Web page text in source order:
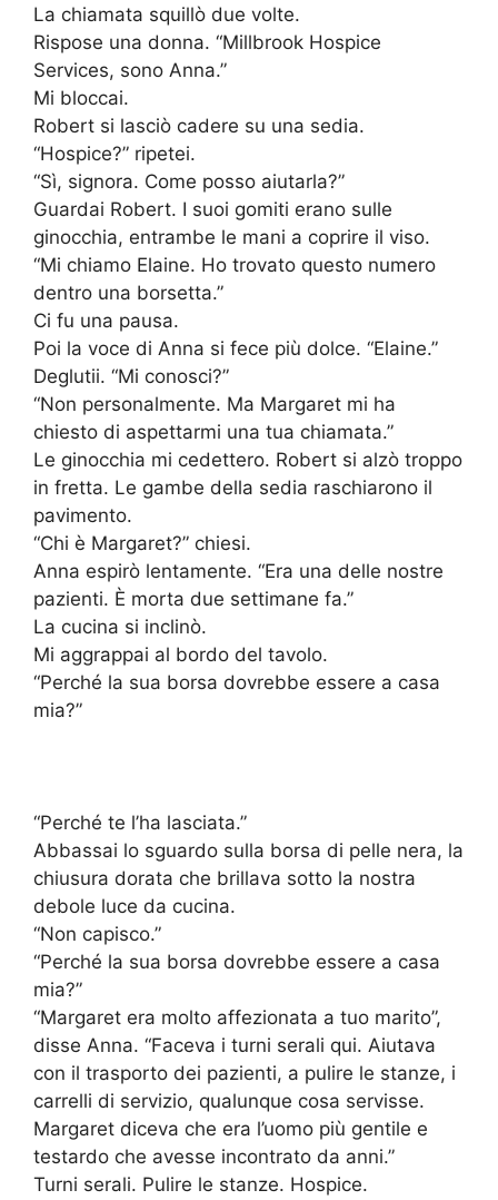
La chiamata squillò due volte.
Rispose una donna. “Millbrook Hospice
Services, sono Anna.”
Mi bloccai.
Robert si lasciò cadere su una sedia.
“Hospice?” ripetei.
“Sì, signora. Come posso aiutarla?”
Guardai Robert. I suoi gomiti erano sulle
ginocchia, entrambe le mani a coprire il viso.
“Mi chiamo Elaine. Ho trovato questo numero
dentro una borsetta.”
Ci fu una pausa.
Poi la voce di Anna si fece più dolce. “Elaine.”
Deglutii. “Mi conosci?”
“Non personalmente. Ma Margaret mi ha
chiesto di aspettarmi una tua chiamata.”
Le ginocchia mi cedettero. Robert si alzò troppo
in fretta. Le gambe della sedia raschiarono il
pavimento.
“Chi è Margaret?” chiesi.
Anna espirò lentamente. “Era una delle nostre
pazienti. È morta due settimane fa.”
La cucina si inclinò.
Mi aggrappai al bordo del tavolo.
“Perché la sua borsa dovrebbe essere a casa
mia?”
“Perché te l’ha lasciata.”
Abbassai lo sguardo sulla borsa di pelle nera, la
chiusura dorata che brillava sotto la nostra
debole luce da cucina.
“Non capisco.”
“Perché la sua borsa dovrebbe essere a casa
mia?”
“Margaret era molto affezionata a tuo marito”,
disse Anna. “Faceva i turni serali qui. Aiutava
con il trasporto dei pazienti, a pulire le stanze, i
carrelli di servizio, qualunque cosa servisse.
Margaret diceva che era l’uomo più gentile e
testardo che avesse incontrato da anni.”
Turni serali. Pulire le stanze. Hospice.